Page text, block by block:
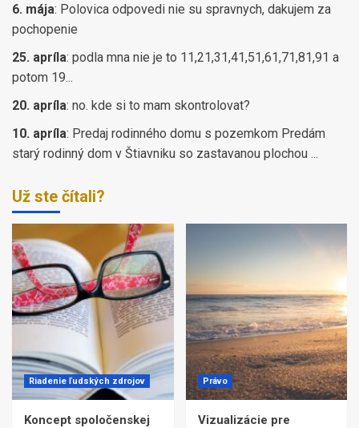
6. mája: Polovica odpovedi nie su spravnych, dakujem za
pochopenie
25. apríla: podla mna nie je to 11,21,31,41,51,61,71,81,91 a
potom 19...
20. apríla: no. kde si to mam skontrolovat?
10. apríla: Predaj rodinného domu s pozemkom Predám
starý rodinný dom v Štiavniku so zastavanou plochou ...
Už ste čítali?
Riadenie ľudských zdrojov
Koncept spoločenskej
Právo
Vizualizácie pre